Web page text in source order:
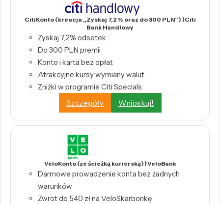
CitiKonto (kreacja „Zyskaj 7,2 % oraz do 300 PLN”) | Citi
Bank Handlowy
Zyskaj 7,2% odsetek
Do 300 PLN premii
Konto i karta bez opłat
Atrakcyjne kursy wymiany walut
Zniżki w programie Citi Specials
Szczegóły
Wnioskuj!
VeloKonto (ze ścieżką kurierską) | VeloBank
Darmowe prowadzenie konta bez żadnych
warunków
Zwrot do 540 zł na VeloSkarbonkę